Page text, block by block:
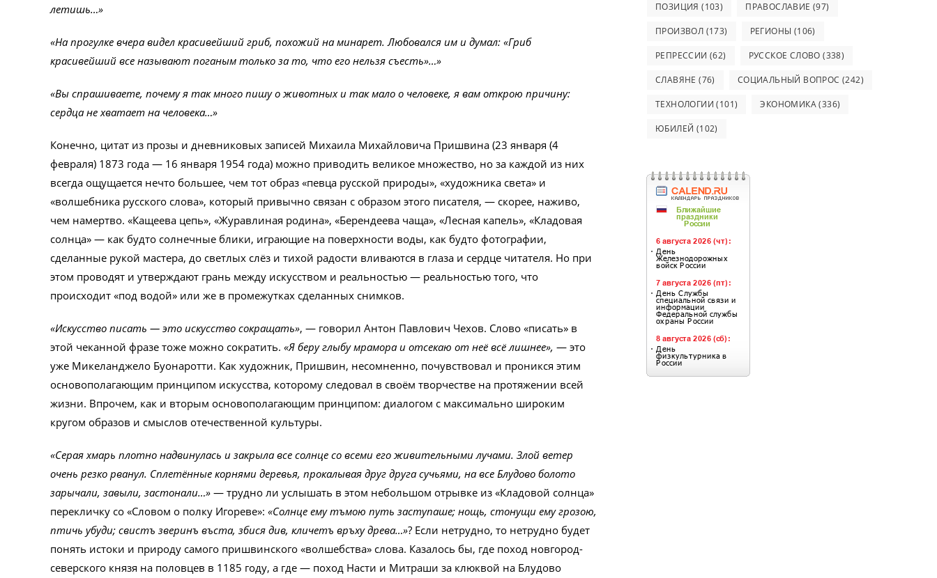
летишь…»
«На прогулке вчера видел красивейший гриб, похожий на минарет. Любовался им и думал: «Гриб
красивейший все называют поганым только за то, что его нельзя съесть»…»
«Вы спрашиваете, почему я так много пишу о животных и так мало о человеке, я вам открою причину:
сердца не хватает на человека…»
Конечно, цитат из прозы и дневниковых записей Михаила Михайловича Пришвина (23 января (4
февраля) 1873 года — 16 января 1954 года) можно приводить великое множество, но за каждой из них
всегда ощущается нечто большее, чем тот образ «певца русской природы», «художника света» и
«волшебника русского слова», который привычно связан с образом этого писателя, — скорее, наживо,
чем намертво. «Кащеева цепь», «Журавлиная родина», «Берендеева чаща», «Лесная капель», «Кладовая
солнца» — как будто солнечные блики, играющие на поверхности воды, как будто фотографии,
сделанные рукой мастера, до светлых слёз и тихой радости вливаются в глаза и сердце читателя. Но при
этом проводят и утверждают грань между искусством и реальностью — реальностью того, что
происходит «под водой» или же в промежутках сделанных снимков.
«Искусство писать — это искусство сокращать», — говорил Антон Павлович Чехов. Слово «писать» в
этой чеканной фразе тоже можно сократить. «Я беру глыбу мрамора и отсекаю от неё всё лишнее», — это
уже Микеланджело Буонаротти. Как художник, Пришвин, несомненно, почувствовал и проникся этим
основополагающим принципом искусства, которому следовал в своём творчестве на протяжении всей
жизни. Впрочем, как и вторым основополагающим принципом: диалогом с максимально широким
кругом образов и смыслов отечественной культуры.
«Серая хмарь плотно надвинулась и закрыла все солнце со всеми его живительными лучами. Злой ветер
очень резко рванул. Сплетённые корнями деревья, прокалывая друг друга сучьями, на все Блудово болото
зарычали, завыли, застонали…» — трудно ли услышать в этом небольшом отрывке из «Кладовой солнца»
перекличку со «Словом о полку Игореве»: «Солнце ему тъмою путь заступаше; нощь, стонущи ему грозою,
птичь убуди; свистъ зверинъ въста, збися див, кличетъ връху древа…»? Если нетрудно, то нетрудно будет
понять истоки и природу самого пришвинского «волшебства» слова. Казалось бы, где поход новгород-
северского князя на половцев в 1185 году, а где — поход Насти и Митраши за клюквой на Блудово
ПОЗИЦИЯ (103) ПРАВОСЛАВИЕ (97)
ПРОИЗВОЛ (173) РЕГИОНЫ (106)
РЕПРЕССИИ (62) РУССКОЕ СЛОВО (338)
СЛАВЯНЕ (76) СОЦИАЛЬНЫЙ ВОПРОС (242)
ТЕХНОЛОГИИ (101) ЭКОНОМИКА(336)
ЮБИЛЕЙ (102)